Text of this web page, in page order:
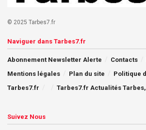
© 2025 Tarbes7.fr
Naviguer dans Tarbes7.fr
Abonnement Newsletter Alerte Contacts
Mentions légales
Plan du site
Politique
Tarbes7.fr
Tarbes7.fr Actualités
Suivez Nous